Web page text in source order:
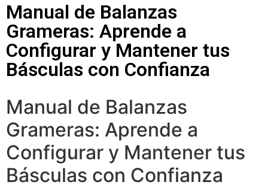
Manual de Balanzas
Grameras: Aprende a
Configurar y Mantener tus
Básculas con Confianza
Manual de Balanzas
Grameras: Aprende a
Configurar y Mantener tus
Básculas con Confianza